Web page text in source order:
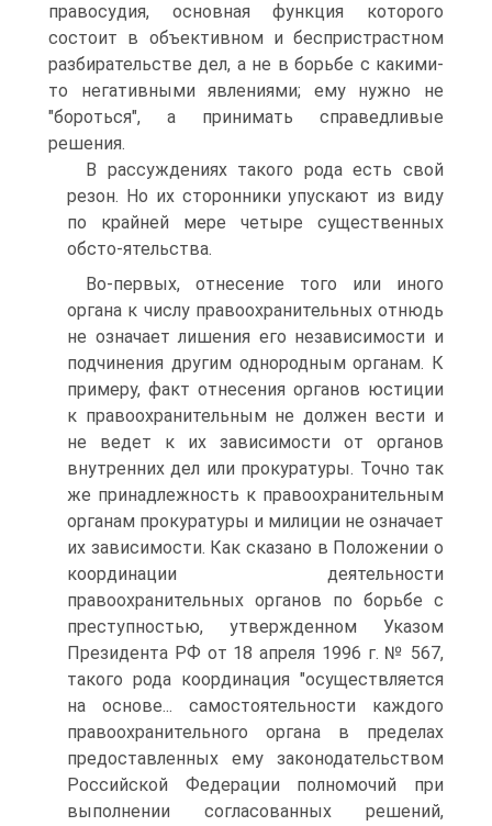
правосудия, основная функция которого
состоит в объективном и беспристрастном
разбирательстве дел, а не в борьбе с какими-
то негативными явлениями; ему нужно не
"бороться", а принимать справедливые
решения.
В рассуждениях такого рода есть свой
резон. Но их сторонники упускают из виду
по крайней мере четыре существенных
обсто-ятельства.
Во-первых, отнесение того или иного
органа к числу правоохранительных отнюдь
не означает лишения его независимости и
подчинения другим однородным органам. К
примеру, факт отнесения органов юстиции
к правоохранительным не должен вести и
не ведет к их зависимости от органов
внутренних дел или прокуратуры. Точно так
же принадлежность к правоохранительным
органам прокуратуры и милиции не означает
их зависимости. Как сказано в Положении о
координации деятельности
правоохранительных органов по борьбе с
преступностью, утвержденном Указом
Президента РФ от 18 апреля 1996 г. № 567,
такого рода координация "осуществляется
на основе... самостоятельности каждого
правоохранительного органа в пределах
предоставленных ему законодательством
Российской Федерации полномочий при
выполнении согласованных решений,